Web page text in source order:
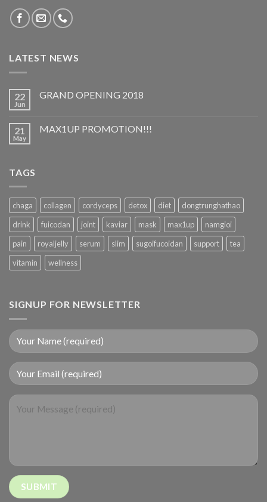
LATEST NEWS
22
Jun
GRAND OPENING 2018
21
May
MAX1UP PROMOTION!!!
TAGS
chaga collagen cordyceps detox diet
dongtrunghathao
drink
fuicodan joint kaviar mask max1up
namgioi
pain
royaljelly serum slim sugoifucoidan support
tea
vitamin
wellness
SIGNUP FOR NEWSLETTER